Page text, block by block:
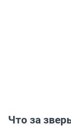
Что за